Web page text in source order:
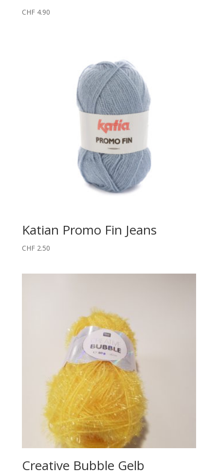
CHF4.90
Katian Promo Fin Jeans
CHF2.50
Creative Bubble Gelb